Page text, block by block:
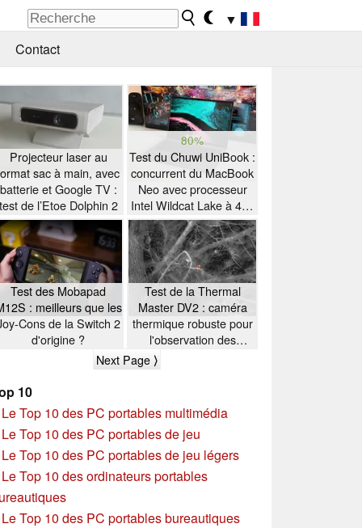
▼
Contact
Projecteur laser au
sac à main, avec
batterie et Google TV :
de l’Etoe Dolphin 2
80%
Test du Chuwi UniBook :
concurrent du MacBook
Neo avec processeur
Intel Wildcat Lake à 449
$
Test des Mobapad
: meilleurs que les
Cons de la Switch 2
d'origine ?
Test de la Thermal
Master DV2 : caméra
thermique robuste pour
l'observation des
Next Page ⟩
10
Le Top 10 des PC portables multimédia
Le Top 10 des PC portables de jeu
Le Top 10 des PC portables de jeu légers
Le Top 10 des ordinateurs portables
Le Top 10 des PC portables bureautiques